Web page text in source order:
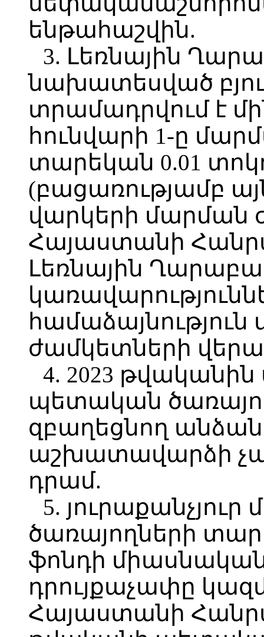
ենթահաշվին.
3. Լեռնային
նախատեսված
տրամադրվում է
հունվարի 1-ը
տարեկան 0.01
(բացառությամբ
վարկերի մարման
Հայաստանի
Լեռնային
համաձայնություն
ժամկետների
4. 2023
պետական
զբաղեցնող
աշխատավարձի
դրամ.
5.
ծառայողների
ֆոնդի
դրույքաչափը
Հայաստանի